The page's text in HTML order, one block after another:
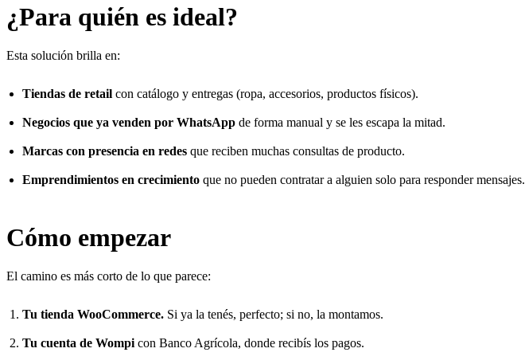
¿Para quién es ideal?
Esta solución brilla en:
Tiendas de retail con catálogo y entregas (ropa, accesorios, productos físicos).
Negocios que ya venden por WhatsApp de forma manual y se les escapa la mitad.
Marcas con presencia en redes que reciben muchas consultas de producto.
Emprendimientos en crecimiento que no pueden contratar a alguien solo para responder mensajes.
Cómo empezar
El camino es más corto de lo que parece:
Tu tienda WooCommerce. Si ya la tenés, perfecto; si no, la montamos.
Tu cuenta de Wompi con Banco Agrícola, donde recibís los pagos.